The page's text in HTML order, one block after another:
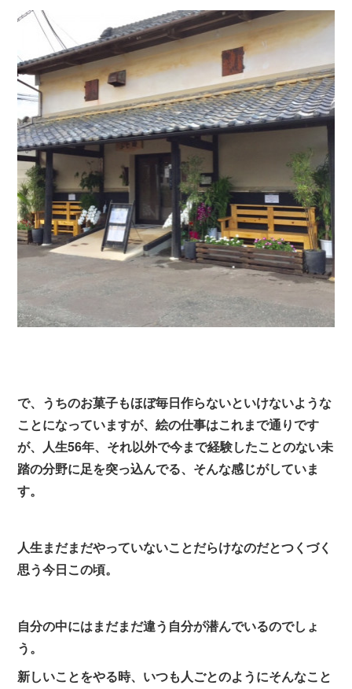
で、うちのお菓子もほぼ毎日作らないといけないような
ことになっていますが、絵の仕事はこれまで通りです
が、人生56年、それ以外で今まで経験したことのない未
踏の分野に足を突っ込んでる、そんな感じがしていま
す。
人生まだまだやっていないことだらけなのだとつくづく
思う今日この頃。
自分の中にはまだまだ違う自分が潜んでいるのでしょ
う。
新しいことをやる時、いつも人ごとのようにそんなこと